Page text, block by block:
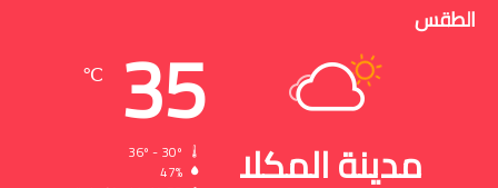
الطقس
مدينة المكلا
35
℃
47%